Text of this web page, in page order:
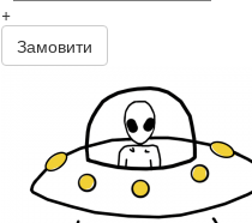
+
Замовити